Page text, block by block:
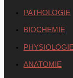
PATHOLOGIE
BIOCHEMIE
PHYSIOLOGIE
ANATOMIE